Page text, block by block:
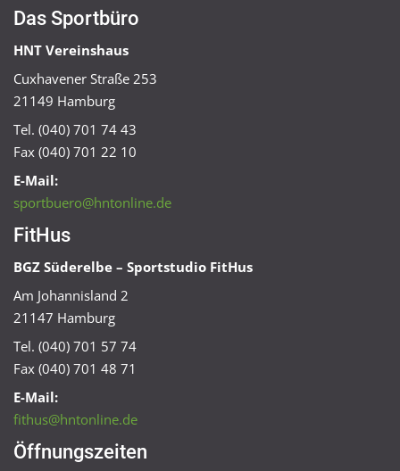
Das Sportbüro
HNT Vereinshaus
Cuxhavener Straße 253
21149 Hamburg
Tel. (040) 701 74 43
Fax (040) 701 22 10
E-Mail:
sportbuero@hntonline.de
FitHus
BGZ Süderelbe – Sportstudio FitHus
Am Johannisland 2
21147 Hamburg
Tel. (040) 701 57 74
Fax (040) 701 48 71
E-Mail:
fithus@hntonline.de
Öffnungszeiten